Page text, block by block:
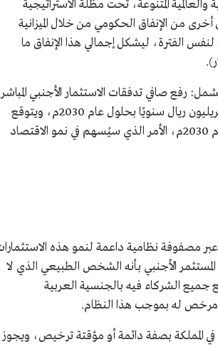
الوطنية والعالمية المتنوعة، تحت مظلة الاستراتيجية
الاقتصاد بضخ حوالي 10 تريليونات ريال أخرى من الإنفاق الحكومي من خلال الميزانية
الخاص لنفس الفترة، ليشكل إجمالي هذا الإنفاق ما
رفع صافي تدفقات الاستثمار الأجنبي المباشر
إلى 388 مليار ريال سنويًا، وزيادة الاستثمار المحلي ليصل إلى حوالي 1.7 تريليون ريال سنويًا بحلول عام 2030م، ويتوقع
ارتفاع نسبة الاستثمار إلى الناتج المحلي الإجمالي للمملكة إلى 30% في عام 2030م، الأمر الذي سيُسهم في نمو الاقتصاد
عبر مصفوفة نظامية داعمة لنمو هذه
1421هـ/2000م، وفيه تم تعريف المستثمر الأجنبي بأنه الشخص الطبيعي الذي لا
جميع الشركاء فيه بالجنسية العربية
مرخص له بموجب هذا النظام.
المملكة بصفة دائمة أو مؤقتة ترخيص، ويجوز